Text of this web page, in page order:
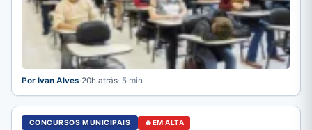
Por Ivan Alves·20h atrás· 5 min
CONCURSOS MUNICIPAIS EM ALTA